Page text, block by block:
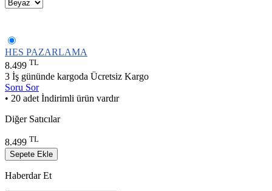
HES PAZARLAMA
8.499 TL
3 İş gününde kargoda Ücretsiz Kargo
Soru Sor
• 20 adet İndirimli ürün vardır
Diğer Satıcılar
8.499 TL
Sepete Ekle
Haberdar Et